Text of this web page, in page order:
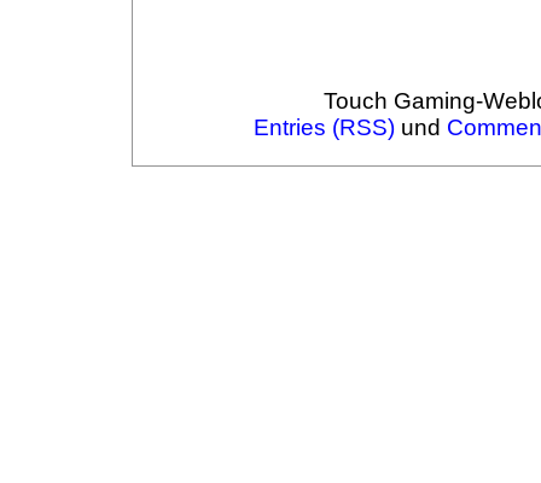
Touch Gaming-
Entries (RSS)und